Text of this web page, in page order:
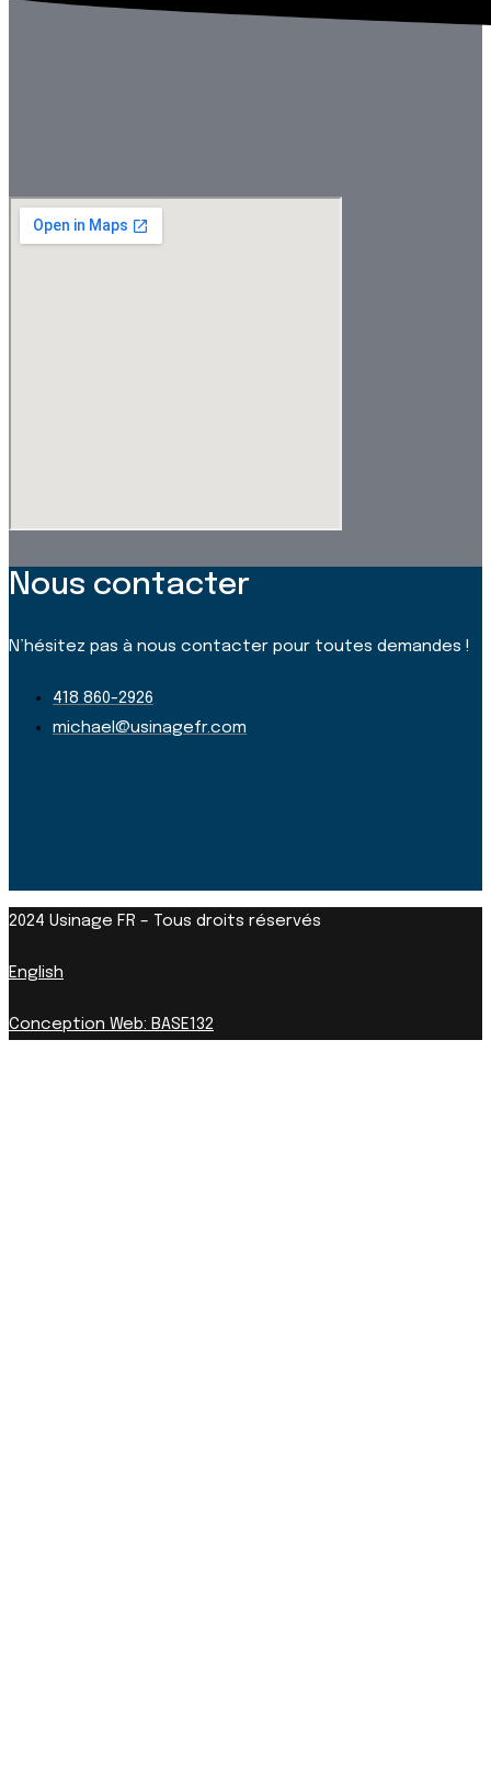
Nous contacter
N’hésitez pas à nous contacter pour toutes demandes !
418 860-2926
michael@usinagefr.com
2024 Usinage FR – Tous droits réservés
English
Conception Web: BASE132